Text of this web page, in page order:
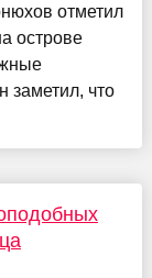
отметил
острове
заметил, что